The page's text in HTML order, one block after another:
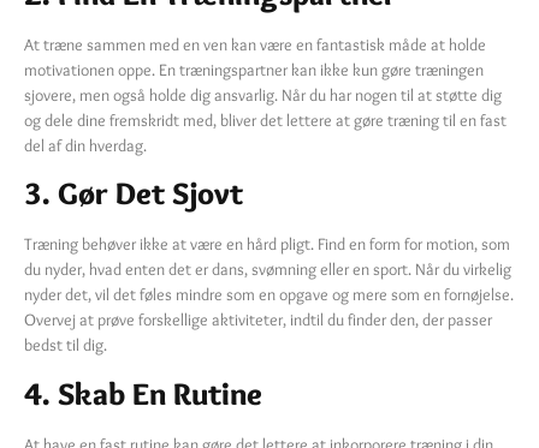
At træne sammen med en ven kan være en fantastisk måde at holde
motivationen oppe. En træningspartner kan ikke kun gøre træningen
sjovere, men også holde dig ansvarlig. Når du har nogen til at støtte dig
og dele dine fremskridt med, bliver det lettere at gøre træning til en fast
del af din hverdag.
3. Gør Det Sjovt
Træning behøver ikke at være en hård pligt. Find en form for motion, som
du nyder, hvad enten det er dans, svømning eller en sport. Når du virkelig
nyder det, vil det føles mindre som en opgave og mere som en fornøjelse.
Overvej at prøve forskellige aktiviteter, indtil du finder den, der passer
bedst til dig.
4. Skab En Rutine